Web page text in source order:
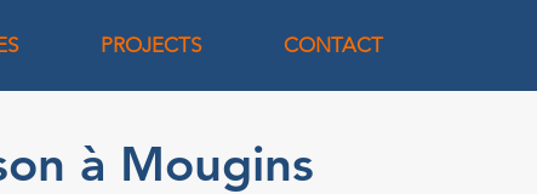
PROJECTS CONTACT
à Mougins